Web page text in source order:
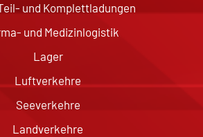
und Komplettladungen
und Medizinlogistik
Lager
Luftverkehre
Seeverkehre
Landverkehre